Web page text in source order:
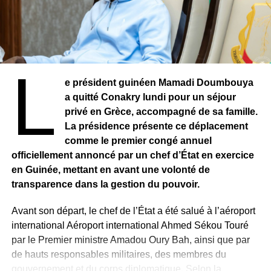
L
e président guinéen Mamadi Doumbouya
a quitté Conakry lundi pour un séjour
privé en Grèce, accompagné de sa famille.
La présidence présente ce déplacement
comme le premier congé annuel
officiellement annoncé par un chef d’État en exercice
en Guinée, mettant en avant une volonté de
transparence dans la gestion du pouvoir.
Avant son départ, le chef de l’État a été salué à l’aéroport
international Aéroport international Ahmed Sékou Touré
par le Premier ministre Amadou Oury Bah, ainsi que par
de hauts responsables militaires, des membres du
gouvernement et du corps diplomatique. Selon la